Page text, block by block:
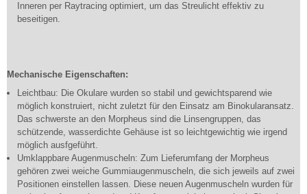
Inneren per Raytracing optimiert, um das Streulicht effektiv zu
beseitigen.
Mechanische Eigenschaften:
Leichtbau: Die Okulare wurden so stabil und gewichtsparend wie
möglich konstruiert, nicht zuletzt für den Einsatz am Binokularansatz.
Das schwerste an den Morpheus sind die Linsengruppen, das
schützende, wasserdichte Gehäuse ist so leichtgewichtig wie irgend
möglich ausfgeführt.
Umklappbare Augenmuscheln: Zum Lieferumfang der Morpheus
gehören zwei weiche Gummiaugenmuscheln, die sich jeweils auf zwei
Positionen einstellen lassen. Diese neuen Augenmuscheln wurden für